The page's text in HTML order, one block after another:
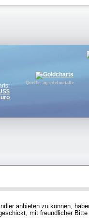
Quelle: ag-edelmetalle
anbieten zu können,
mit freundlicher Bitte